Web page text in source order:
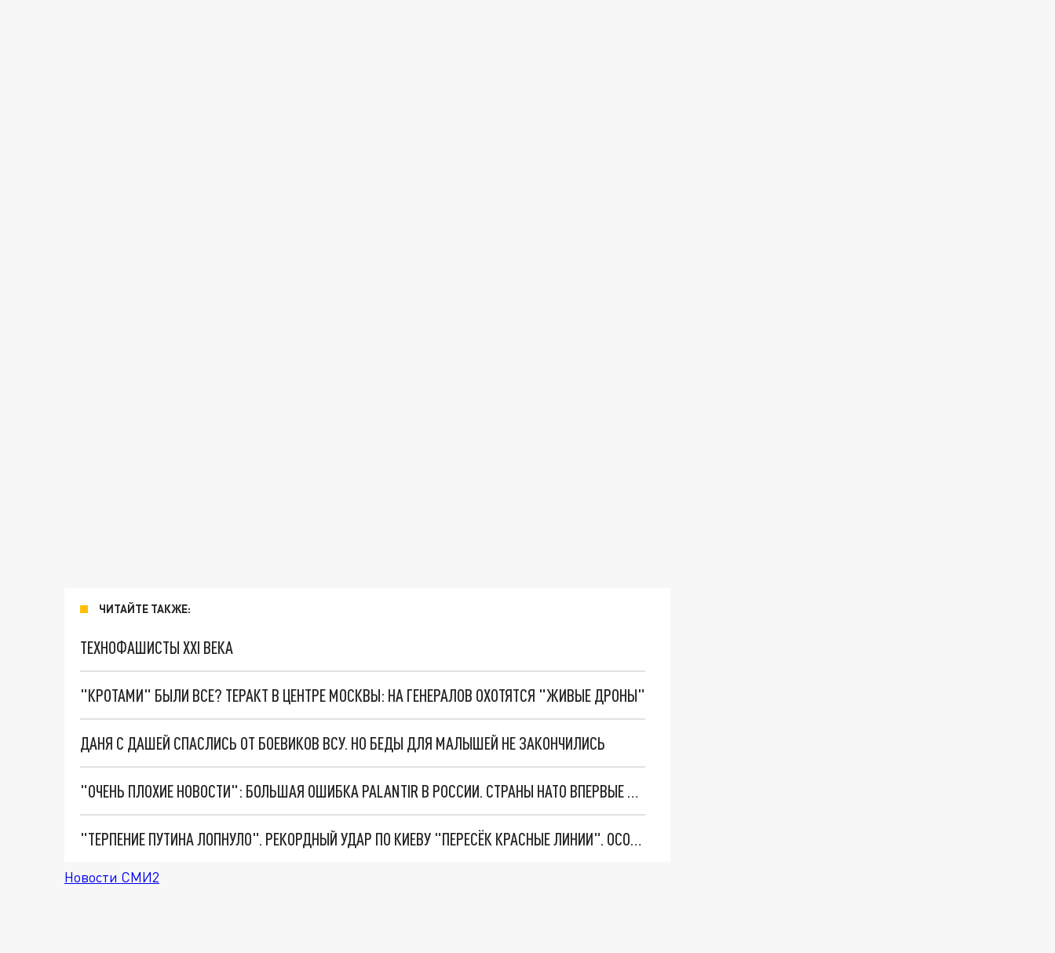
ЧИТАЙТЕ ТАКЖЕ:
ТЕХНОФАШИСТЫ XXI ВЕКА
"КРОТАМИ" БЫЛИ ВСЕ? ТЕРАКТ В ЦЕНТРЕ МОСКВЫ: НА ГЕНЕРАЛОВ ОХОТЯТСЯ "ЖИВЫЕ ДРОНЫ"
ДАНЯ С ДАШЕЙ СПАСЛИСЬ ОТ БОЕВИКОВ ВСУ. НО БЕДЫ ДЛЯ МАЛЫШЕЙ НЕ ЗАКОНЧИЛИСЬ
"ОЧЕНЬ ПЛОХИЕ НОВОСТИ": БОЛЬШАЯ ОШИБКА PALANTIR В РОССИИ. СТРАНЫ НАТО ВПЕРВЫЕ ЗА СВО ОСТАНОВИЛИ ПОСТАВКИ ОРУЖИЯ. ВСУ ТЕРЯЮТ ПРИГРАНИЧЬЕ?
"ТЕРПЕНИЕ ПУТИНА ЛОПНУЛО". РЕКОРДНЫЙ УДАР ПО КИЕВУ "ПЕРЕСЁК КРАСНЫЕ ЛИНИИ". ОСОБЫЕ СПЕЦЫ КНДР НА ЛБС? ТАЙНЫЕ ПЕРЕГОВОРЫ ЕВРОПЫ И МОСКВЫ
Новости СМИ2